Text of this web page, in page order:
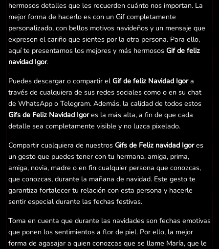
hermosos detalles que les recuerden cuánto nos importan. La
mejor forma de hacerlo es con un Gif completamente
personalizado, con bellos motivos navideños y un mensaje que
expresen el cariño que sientes por la otra persona. Para ello,
aquí te presentamos los mejores y más hermosos Gif de feliz
navidad Igor.
Puedes descargar o compartir elGif de feliz Navidad Igora
través de cualquiera de sus redes sociales como o en su chat
de WhatsApp o Telegram. Además, la calidad de todos estos
Gifs de Feliz Navidad Igores la más alta, a fin de que cada
detalle sea completamente visible y no luzca pixelado.
Compartir cualquiera de nuestros Gifs de Feliz navidad Igores
un gesto que puedes tener con tu hermana, amiga, prima,
amiga, novia, madre o en fin cualquier persona que conozcas,
que conozcas, durante la mañana de navidad. Este gesto te
garantiza fortalecer tu relación con esta persona y hacerle
sentir especial durante las fechas festivas.
Toma en cuenta que durante las navidades son fechas emotivas
que ponen los sentimientos a flor de piel. Por ello, la mejor
forma de agasajar a quien conozcas que se llame María, que le